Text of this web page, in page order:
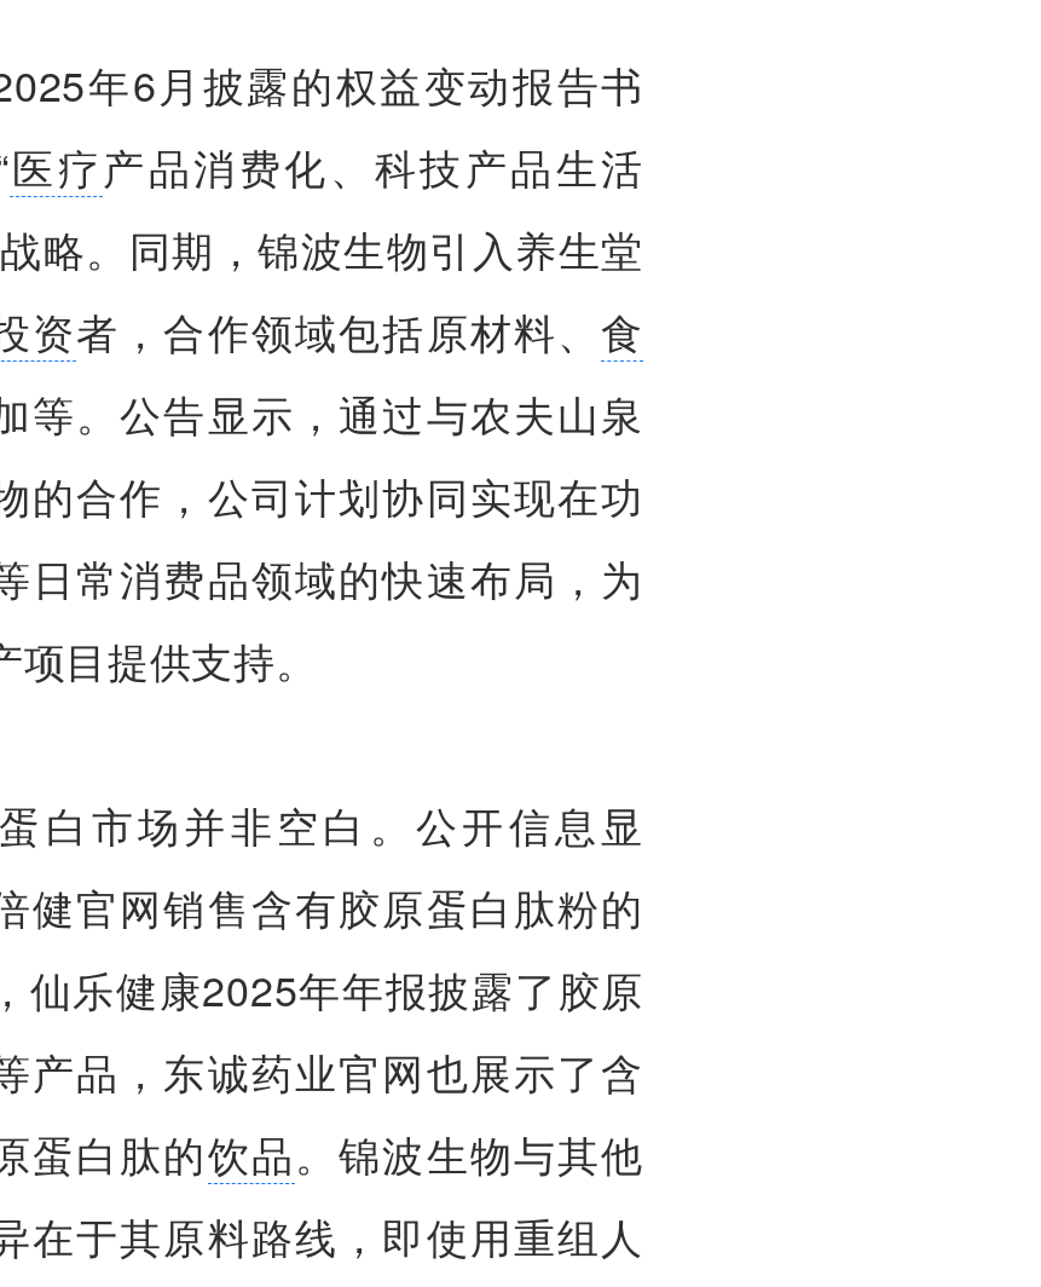
年6月披露的权益变动报告书
医疗产品消费化、科技产品生活
略。同期，锦波生物引入养生堂
资者，合作领域包括原材料、食
等。公告显示，通过与农夫山泉
的合作，公司计划协同实现在功
日常消费品领域的快速布局，为
目提供支持。
白市场并非空白。公开信息显
健官网销售含有胶原蛋白肽粉的
仙乐健康2025年年报披露了胶原
产品，东诚药业官网也展示了含
蛋白肽的饮品。锦波生物与其他
在于其原料路线，即使用重组人